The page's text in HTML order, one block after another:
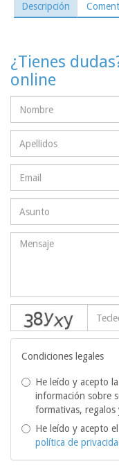
Descripción
¿Tienes
online
Condiciones legales
He leído y acepto la
información sobre
formativas, regalos
He leído y acepto
política de